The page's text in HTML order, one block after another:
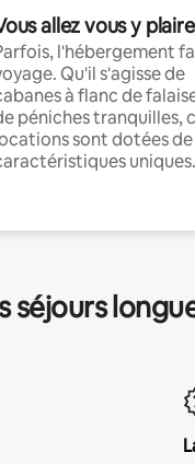
allez vous y plaire
l'hébergement
Qu'il s'agisse de
à flanc de
péniches tranquilles,
sont dotées de
uniques.
séjours